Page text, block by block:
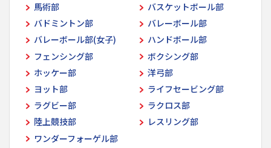
馬術部
バスケットボール部
バドミントン部
バレーボール部
バレーボール部(女子)
ハンドボール部
フェンシング部
ボクシング部
ホッケー部
洋弓部
ヨット部
ライフセービング部
ラグビー部
ラクロス部
陸上競技部
レスリング部
ワンダーフォーゲル部